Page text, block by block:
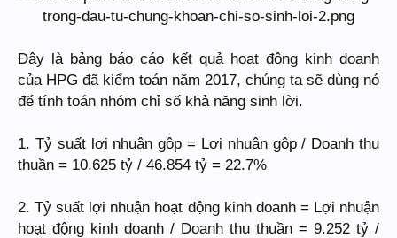
Đây là bảng báo cáo kết quả hoạt động kinh doanh
của HPG đã kiểm toán năm 2017, chúng ta sẽ dùng nó
để tính toán nhóm chỉ số khả năng sinh lời.
1. Tỷ suất lợi nhuận gộp = Lợi nhuận gộp / Doanh thu
thuần = 10.625 tỷ / 46.854 tỷ = 22.7%
2. Tỷ suất lợi nhuận hoạt động kinh doanh = Lợi nhuận
hoạt động kinh doanh / Doanh thu thuần = 9.252 tỷ /